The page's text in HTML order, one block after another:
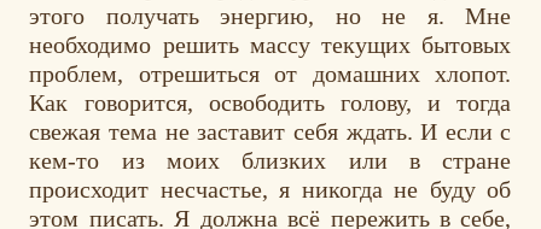
этого получать энергию, но не я. Мне
необходимо решить массу текущих бытовых
проблем, отрешиться от домашних хлопот.
Как говорится, освободить голову, и тогда
свежая тема не заставит себя ждать. И если с
кем-то из моих близких или в стране
происходит несчастье, я никогда не буду об
этом писать. Я должна всё пережить в себе,